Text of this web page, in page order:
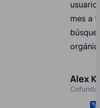
mes a
Alex